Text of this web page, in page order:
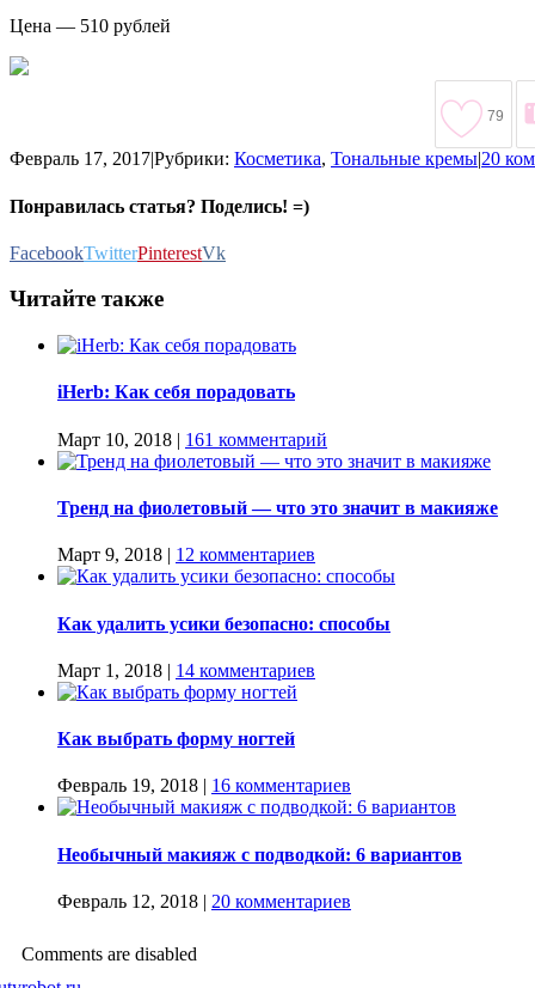
Цена — 510 рублей
79
Февраль 17, 2017|Рубрики: Косметика, Тональные кремы|20
Понравилась статья? Поделись! =)
FacebookTwitterPinterestVk
Читайте также
iHerb: Как себя порадовать
Март 10, 2018 | 161 комментарий
Тренд на фиолетовый — что это значит в макияже
Март 9, 2018 | 12 комментариев
Как удалить усики безопасно: способы
Март 1, 2018 | 14 комментариев
Как выбрать форму ногтей
Февраль 19, 2018 | 16 комментариев
Необычный макияж с подводкой: 6 вариантов
Февраль 12, 2018 | 20 комментариев
Comments are disabled